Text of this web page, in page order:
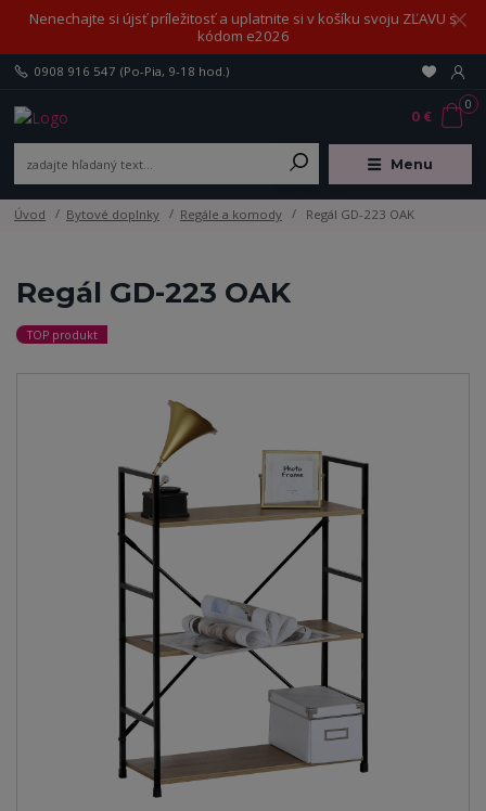
Nenechajte si újsť príležitosť a uplatnite si v košíku svoju ZĽAVU s
kódom e2026
Menu
0908 916 547 (Po-Pia, 9-18 hod.)
0
0 €
Úvod Bytové doplnky Regále a komody Regál GD-223 OAK
Regál GD-223 OAK
TOP produkt